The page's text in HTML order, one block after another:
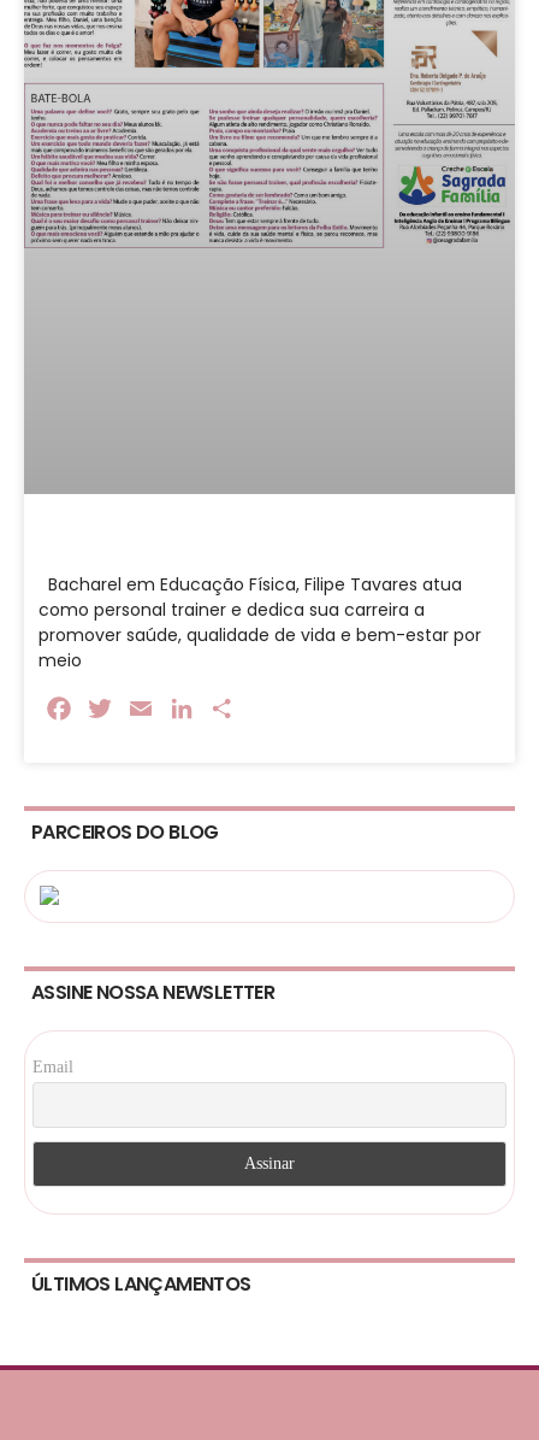
Bacharel em Educação Física, Filipe Tavares atua
como personal trainer e dedica sua carreira a
promover saúde, qualidade de vida e bem-estar por
meio
FacebookTwitterEmail LinkedIn
PARCEIROS DO BLOG
ASSINE NOSSA NEWSLETTER
Email
ÚLTIMOS LANÇAMENTOS